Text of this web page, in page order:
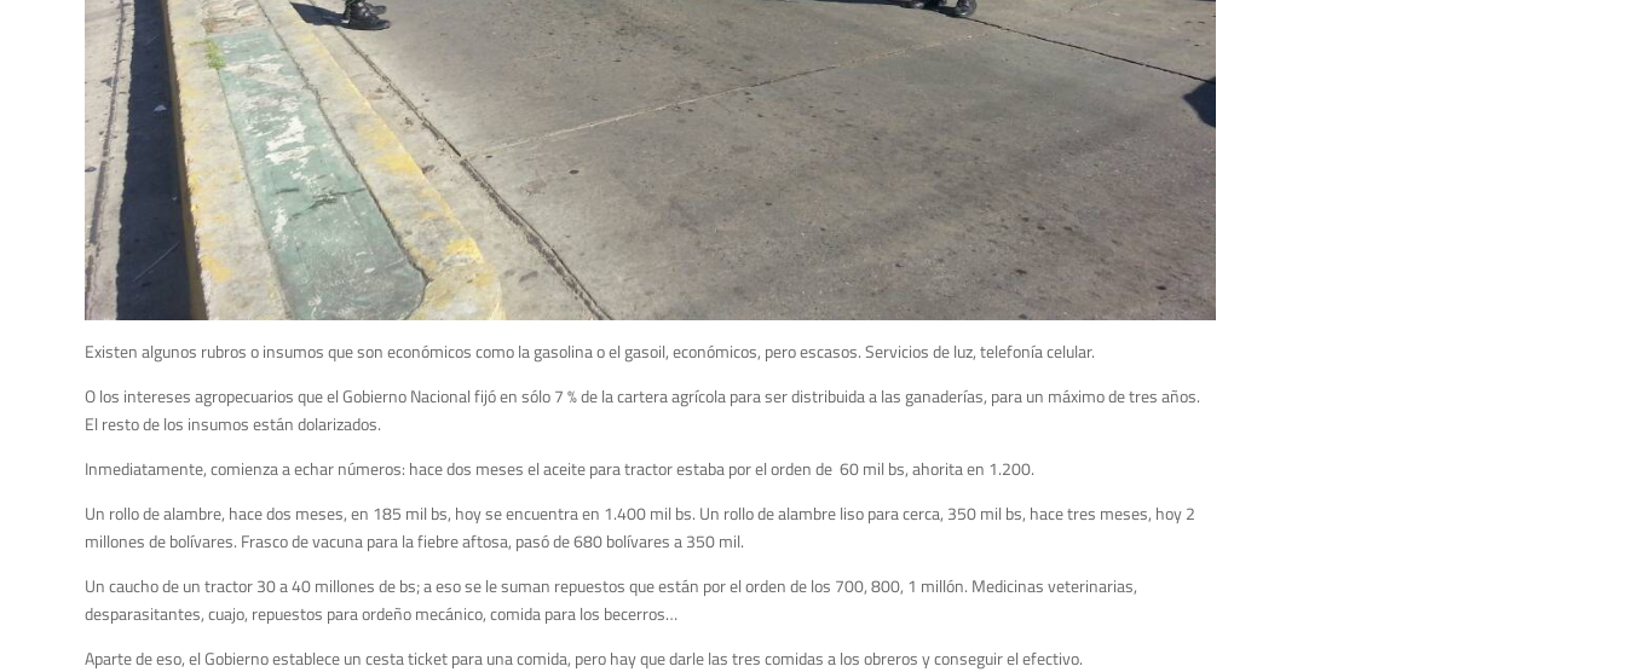
Existen algunos rubros o insumos que son económicos como la gasolina o el gasoil, económicos, pero escasos. Servicios de luz, telefonía celular.
O los intereses agropecuarios que el Gobierno Nacional fijó en sólo 7 % de la cartera agrícola para ser distribuida a las ganaderías, para un máximo de tres años.
El resto de los insumos están dolarizados.
Inmediatamente, comienza a echar números: hace dos meses el aceite para tractor estaba por el orden de 60 mil bs, ahorita en 1.200.
Un rollo de alambre, hace dos meses, en 185 mil bs, hoy se encuentra en 1.400 mil bs. Un rollo de alambre liso para cerca, 350 mil bs, hace tres meses, hoy 2
millones de bolívares. Frasco de vacuna para la fiebre aftosa, pasó de 680 bolívares a 350 mil.
Un caucho de un tractor 30 a 40 millones de bs; a eso se le suman repuestos que están por el orden de los 700, 800, 1 millón. Medicinas veterinarias,
desparasitantes, cuajo, repuestos para ordeño mecánico, comida para los becerros…
Aparte de eso, el Gobierno establece un cesta ticket para una comida, pero hay que darle las tres comidas a los obreros y conseguir el efectivo.